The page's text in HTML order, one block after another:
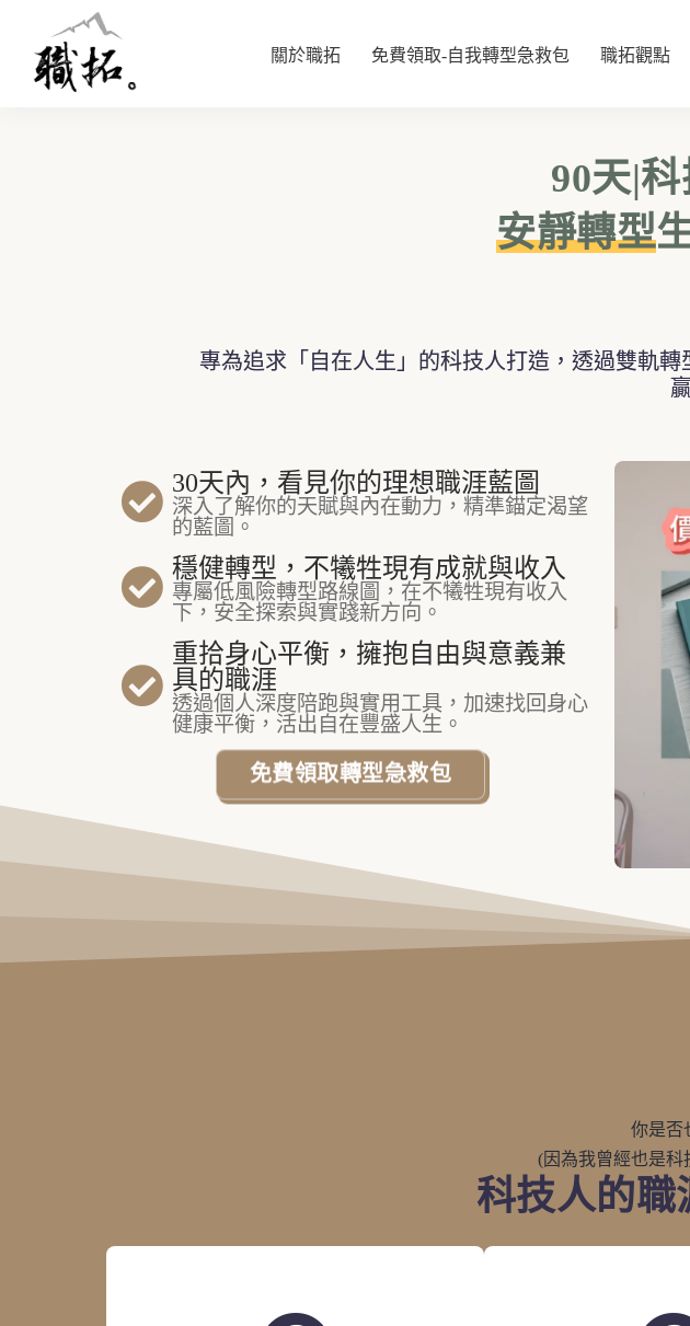
關於職拓 免費領取-自我轉型急救包 職拓觀點
專為追求「自在人生」的科技人打造，透過雙軌
90天|
安靜轉型
30天內，看見你的理想職涯藍圖
深入了解你的天賦與內在動力，精準錨定渴望
的藍圖。
專屬低風險轉型路線圖，在不犧牲現有收入
下，安全探索與實踐新方向。
穩健轉型，不犧牲現有成就與收入
透過個人深度陪跑與實用工具，加速找回身心
健康平衡，活出自在豐盛人生。
重拾身心平衡，擁抱自由與意義兼
具的職涯
免費領取轉型急救包
你是否
(因為我曾經也是科
科技人的職